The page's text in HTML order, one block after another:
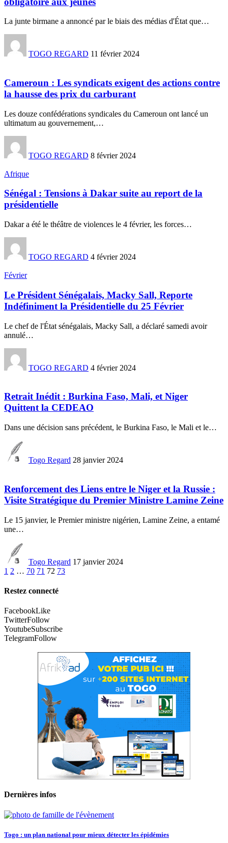
La junte birmane a annoncé par le biais des médias d'État que…
TOGO REGARD 11 février 2024
Cameroun : Les syndicats exigent des actions contre
la hausse des prix du carburant
Les douze confédérations syndicales du Cameroun ont lancé un
ultimatum au gouvernement,…
TOGO REGARD 8 février 2024
Afrique
Sénégal : Tensions à Dakar suite au report de la
présidentielle
Dakar a été le théâtre de violences le 4 février, les forces…
TOGO REGARD 4 février 2024
Février
Le Président Sénégalais, Macky Sall, Reporte
Indéfiniment la Présidentielle du 25 Février
Le chef de l'État sénégalais, Macky Sall, a déclaré samedi avoir
annulé…
TOGO REGARD 4 février 2024
Retrait Inédit : Burkina Faso, Mali, et Niger
Quittent la CEDEAO
Dans une décision sans précédent, le Burkina Faso, le Mali et le…
Togo Regard 28 janvier 2024
Renforcement des Liens entre le Niger et la Russie :
Visite Stratégique du Premier Ministre Lamine Zeine
Le 15 janvier, le Premier ministre nigérien, Lamine Zeine, a entamé
une…
Togo Regard 17 janvier 2024
1 2 … 70 71 72 73
Restez connecté
FacebookLike
TwitterFollow
YoutubeSubscribe
TelegramFollow
Dernières infos
Togo : un plan national pour mieux détecter les épidémies